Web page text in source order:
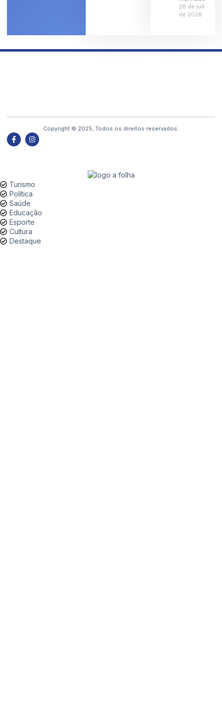
28 de julho
de 2026
Copyright © 2025, Todos os direitos reservados.
Turismo
Política
Saúde
Educação
Esporte
Cultura
Destaque